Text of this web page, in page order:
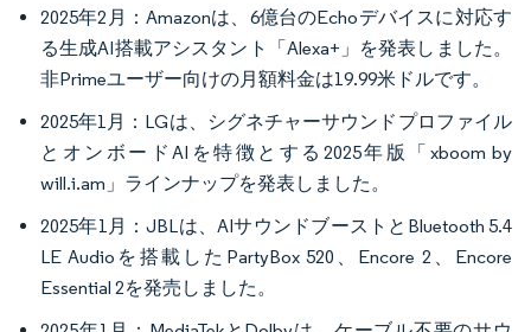
2025年2月：Amazonは、6億台のEchoデバイスに対応す
る生成AI搭載アシスタント「Alexa+」を発表しました。
非Primeユーザー向けの月額料金は19.99米ドルです。
2025年1月：LGは、シグネチャーサウンドプロファイル
とオンボードAIを特徴とする2025年版「xboom by
will.i.am」ラインナップを発表しました。
2025年1月：JBLは、AIサウンドブーストとBluetooth 5.4
LE Audioを搭載したPartyBox 520、Encore 2、Encore
Essential 2を発売しました。